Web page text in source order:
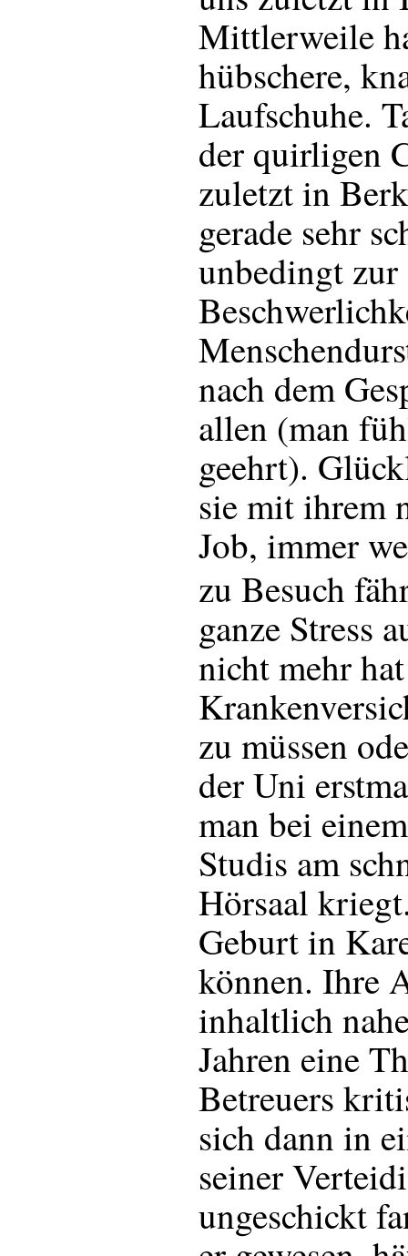
Mittlerweile
hübschere,
Laufschuhe.
der quirligen
zuletzt in
gerade sehr
unbedingt
nach dem
allen (man
geehrt).
sie mit ihrem
Job, immer
zu Besuch
ganze Stress
nicht mehr
zu müssen
der Uni
man bei
Studis am
Hörsaal
Geburt in
können. Ihre
inhaltlich
Jahren eine
Betreuers
sich dann in
seiner
ungeschickt